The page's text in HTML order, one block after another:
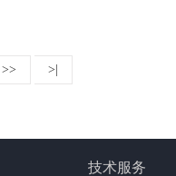
>> >|
技术服务